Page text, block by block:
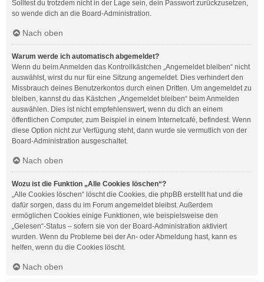
Solltest du trotzdem nicht in der Lage sein, dein Passwort zurückzusetzen,
so wende dich an die Board-Administration.
Nach oben
Warum werde ich automatisch abgemeldet?
Wenn du beim Anmelden das Kontrollkästchen „Angemeldet bleiben“ nicht
auswählst, wirst du nur für eine Sitzung angemeldet. Dies verhindert den
Missbrauch deines Benutzerkontos durch einen Dritten. Um angemeldet zu
bleiben, kannst du das Kästchen „Angemeldet bleiben“ beim Anmelden
auswählen. Dies ist nicht empfehlenswert, wenn du dich an einem
öffentlichen Computer, zum Beispiel in einem Internetcafé, befindest. Wenn
diese Option nicht zur Verfügung steht, dann wurde sie vermutlich von der
Board-Administration ausgeschaltet.
Nach oben
Wozu ist die Funktion „Alle Cookies löschen“?
„Alle Cookies löschen“ löscht die Cookies, die phpBB erstellt hat und die
dafür sorgen, dass du im Forum angemeldet bleibst. Außerdem
ermöglichen Cookies einige Funktionen, wie beispielsweise den
„Gelesen“-Status – sofern sie von der Board-Administration aktiviert
wurden. Wenn du Probleme bei der An- oder Abmeldung hast, kann es
helfen, wenn du die Cookies löscht.
Nach oben